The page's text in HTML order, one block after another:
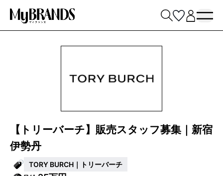
【トリーバーチ】販売スタッフ募集｜新宿
伊勢丹
TORY BURCH｜トリーバーチ